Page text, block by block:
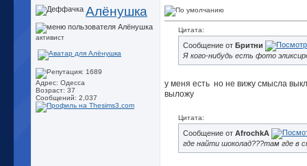
Алёнушка
активист
Адрес: Одесса
Возраст: 37
Сообщений: 2,037
Цитата:
Сообщение от Бритни
Я кого-нибудь есть фото
у меня есть но не вижу смысла
выложу
Цитата:
Сообщение от AfrochkA
где найти шоколад???там где в